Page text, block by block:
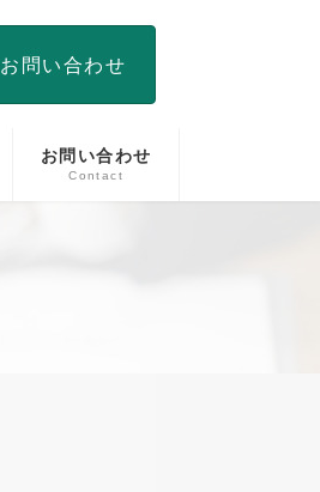
お問い合わせ
お問い合わせ
Contact